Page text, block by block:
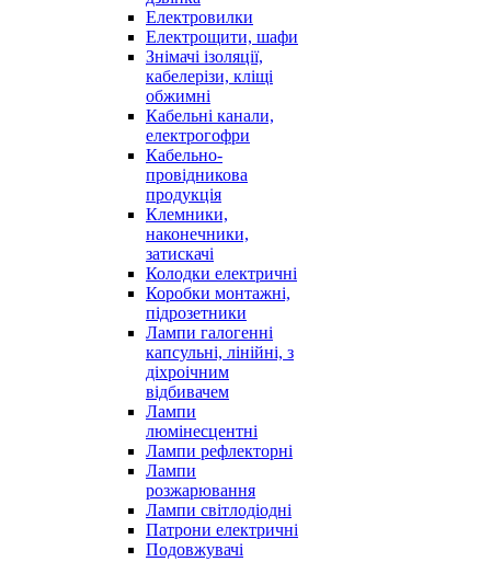
Електровилки
Електрощити, шафи
Знімачі ізоляції,
кабелерізи, кліщі
обжимні
Кабельні канали,
електрогофри
Кабельно-
провідникова
продукція
Клемники,
наконечники,
затискачі
Колодки електричні
Коробки монтажні,
підрозетники
Лампи галогенні
капсульні, лінійні, з
діхроічним
відбивачем
Лампи
люмінесцентні
Лампи рефлекторні
Лампи
розжарювання
Лампи світлодіодні
Патрони електричні
Подовжувачі